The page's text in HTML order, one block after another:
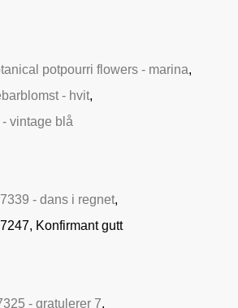
potpourri flowers - marina,
- hvit,
vintage blå
- dans i regnet,
Konfirmant gutt
- gratulerer 7,